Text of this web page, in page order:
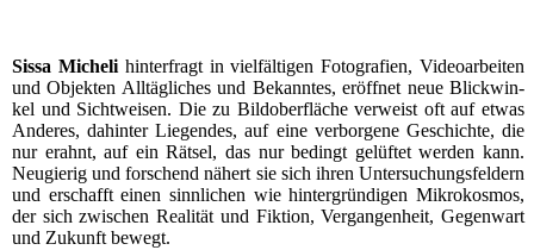
Sis­sa Miche­li hin­ter­fragt in viel­fäl­ti­gen Foto­gra­fien, Video­ar­bei­ten
und Objek­ten All­täg­li­ches und Bekann­tes, eröff­net neue Blick­win­
kel und Sicht­wei­sen. Die zu Bil­d­ober­flä­che ver­weist oft auf etwas
Ande­res, dahin­ter Lie­gen­des, auf eine ver­bor­ge­ne Geschich­te, die
nur erahnt, auf ein Rät­sel, das nur bedingt gelüf­tet wer­den kann.
Neu­gie­rig und for­schend nähert sie sich ihren Unter­su­chungs­fel­dern
und erschafft einen sinn­li­chen wie hin­ter­grün­di­gen Mikro­kos­mos,
der sich zwi­schen Rea­li­tät und Fik­ti­on, Ver­gan­gen­heit, Gegen­wart
und Zukunft bewegt.